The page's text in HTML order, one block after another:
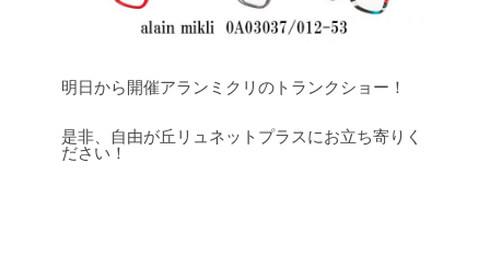
明日から開催アランミクリのトランクショー！
是非、自由が丘リュネットプラスにお立ち寄りく
ださい！